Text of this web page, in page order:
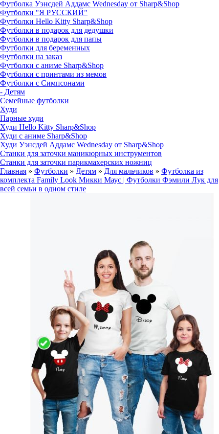
Футболка Уэнсдей Аддамс Wednesday от Sharp&Shop
Футболки "Я РУССКИЙ"
Футболки Hello Kitty Sharp&Shop
Футболки в подарок для дедушки
Футболки в подарок для папы
Футболки для беременных
Футболки на заказ
Футболки с аниме Sharp&Shop
Футболки с принтами из мемов
Футболки с Симпсонами
- Детям
Семейные футболки
Худи
Парные худи
Худи Hello Kitty Sharp&Shop
Худи с аниме Sharp&Shop
Худи Уэнсдей Аддамс Wednesday от Sharp&Shop
Станки для заточки маникюрных инструментов
Станки для заточки парикмахерских ножниц
Главная » Футболки » Детям » Для мальчиков » Футболка из
комплекта Family Look Микки Маус | Футболки Фэмили Лук для
всей семьи в одном стиле